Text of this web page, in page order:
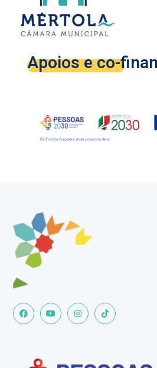
Apoios e co-